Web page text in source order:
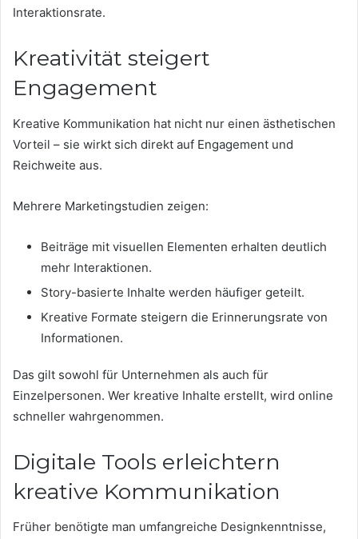
Interaktionsrate.
Kreativität steigert
Engagement
Kreative Kommunikation hat nicht nur einen ästhetischen
Vorteil – sie wirkt sich direkt auf Engagement und
Reichweite aus.
Mehrere Marketingstudien zeigen:
Beiträge mit visuellen Elementen erhalten deutlich
mehr Interaktionen.
Story-basierte Inhalte werden häufiger geteilt.
Kreative Formate steigern die Erinnerungsrate von
Informationen.
Das gilt sowohl für Unternehmen als auch für
Einzelpersonen. Wer kreative Inhalte erstellt, wird online
schneller wahrgenommen.
Digitale Tools erleichtern
kreative Kommunikation
Früher benötigte man umfangreiche Designkenntnisse,